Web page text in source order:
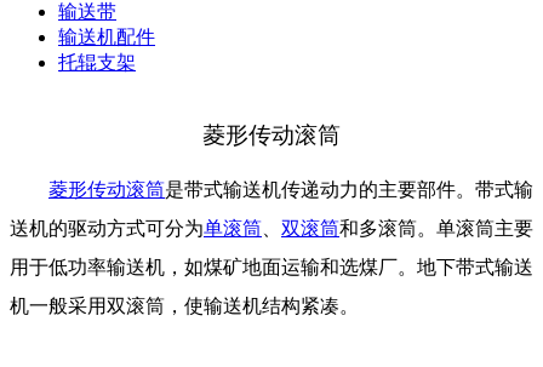
输送带
输送机配件
托辊支架
菱形传动滚筒
菱形传动滚筒是带式输送机传递动力的主要部件。带式输
送机的驱动方式可分为单滚筒 双滚筒和多滚筒。单滚筒主要
用于低功率输送机，如煤矿地面运输和选煤厂。地下带式输送
机一般采用双滚筒，使输送机结构紧凑。